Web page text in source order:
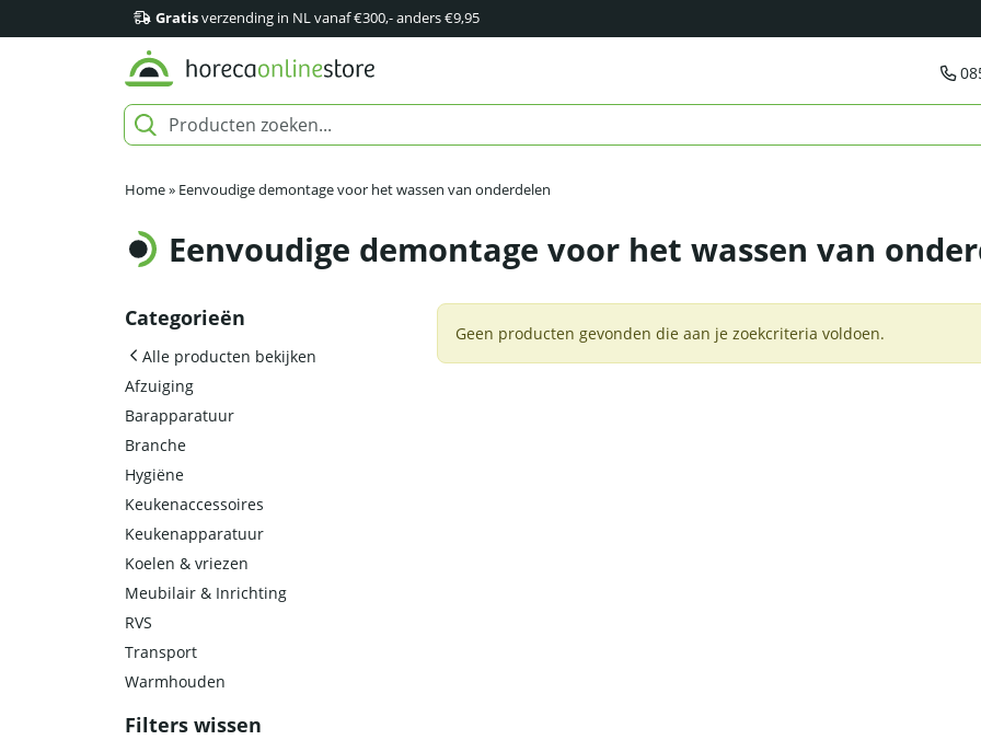
Gratisverzending in NL vanaf €300,- anders €9,95
Home» Eenvoudige demontage voor het wassen van onderdelen
Eenvoudige demontage voor het wassen van
Categorieën
Alle producten bekijken
Afzuiging
Barapparatuur
Branche
Hygiëne
Keukenaccessoires
Keukenapparatuur
Koelen & vriezen
Meubilair & Inrichting
RVS
Transport
Warmhouden
Filters wissen
Geen producten gevonden die aan je zoekcriteria voldoen.